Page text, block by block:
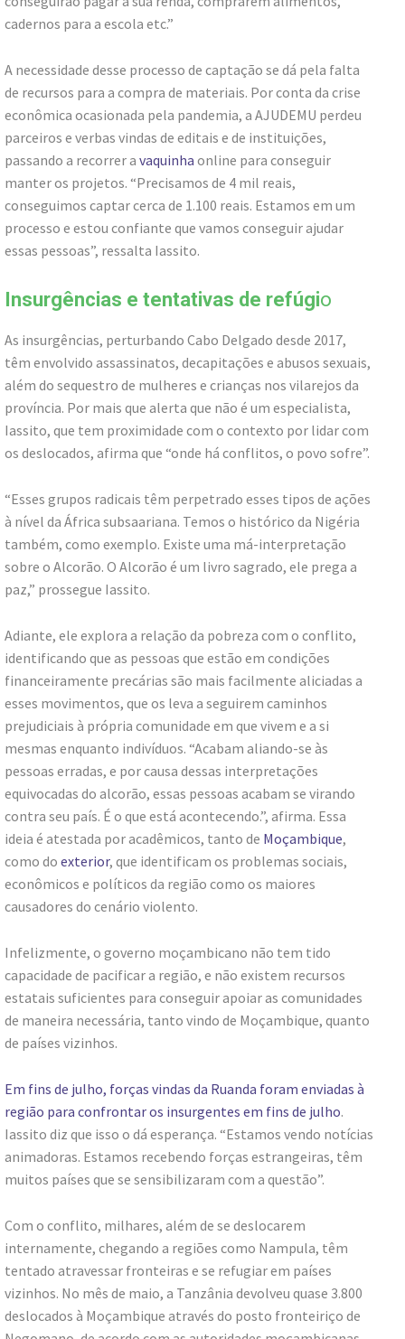
cadernos para a escola etc.”
A necessidade desse processo de captação se dá pela falta
de recursos para a compra de materiais. Por conta da crise
econômica ocasionada pela pandemia, a AJUDEMU perdeu
parceiros e verbas vindas de editais e de instituições,
passando a recorrer a vaquinha online para conseguir
manter os projetos. “Precisamos de 4 mil reais,
conseguimos captar cerca de 1.100 reais. Estamos em um
processo e estou confiante que vamos conseguir ajudar
essas pessoas”, ressalta Iassito.
Insurgências e tentativas de refúgio
As insurgências, perturbando Cabo Delgado desde 2017,
têm envolvido assassinatos, decapitações e abusos sexuais,
além do sequestro de mulheres e crianças nos vilarejos da
província. Por mais que alerta que não é um especialista,
Iassito, que tem proximidade com o contexto por lidar com
os deslocados, afirma que “onde há conflitos, o povo sofre”.
“Esses grupos radicais têm perpetrado esses tipos de ações
à nível da África subsaariana. Temos o histórico da Nigéria
também, como exemplo. Existe uma má-interpretação
sobre o Alcorão. O Alcorão é um livro sagrado, ele prega a
paz,” prossegue Iassito.
Adiante, ele explora a relação da pobreza com o conflito,
identificando que as pessoas que estão em condições
financeiramente precárias são mais facilmente aliciadas a
esses movimentos, que os leva a seguirem caminhos
prejudiciais à própria comunidade em que vivem e a si
mesmas enquanto indivíduos. “Acabam aliando-se às
pessoas erradas, e por causa dessas interpretações
equivocadas do alcorão, essas pessoas acabam se virando
contra seu país. É o que está acontecendo.”, afirma. Essa
ideia é atestada por acadêmicos, tanto de Moçambique,
como do exterior, que identificam os problemas sociais,
econômicos e políticos da região como os maiores
causadores do cenário violento.
Infelizmente, o governo moçambicano não tem tido
capacidade de pacificar a região, e não existem recursos
estatais suficientes para conseguir apoiar as comunidades
de maneira necessária, tanto vindo de Moçambique, quanto
de países vizinhos.
Em fins de julho, forças vindas da Ruanda foram enviadas à
região para confrontar os insurgentes em fins de julho.
Iassito diz que isso o dá esperança. “Estamos vendo notícias
animadoras. Estamos recebendo forças estrangeiras, têm
muitos países que se sensibilizaram com a questão”.
Com o conflito, milhares, além de se deslocarem
internamente, chegando a regiões como Nampula, têm
tentado atravessar fronteiras e se refugiar em países
vizinhos. No mês de maio, a Tanzânia devolveu quase 3.800
deslocados à Moçambique através do posto fronteiriço de